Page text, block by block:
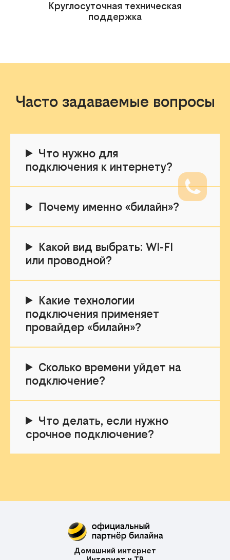
Круглосуточная техническая
поддержка
Часто задаваемые вопросы
Что нужно для
подключения к интернету?
Почему именно «билайн»?
Какой вид выбрать: WI-FI
или проводной?
Какие технологии
подключения применяет
провайдер «билайн»?
Сколько времени уйдет на
подключение?
Что делать, если нужно
срочное подключение?
Домашний интернет